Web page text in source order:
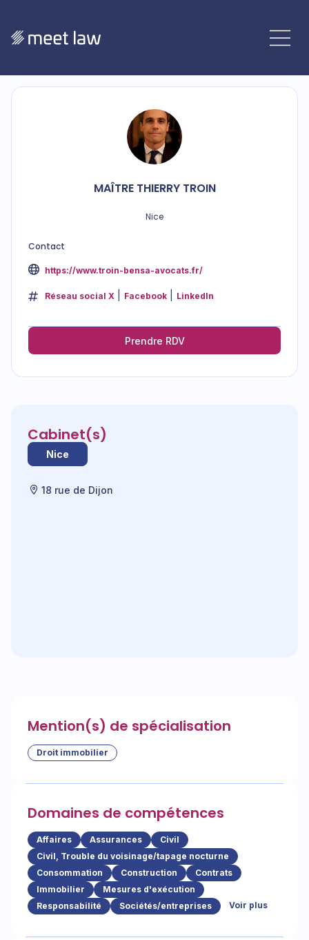
MAÎTRE THIERRY TROIN
Nice
Contact
https://www.troin-bensa-avocats.fr/
Réseau social X Facebook LinkedIn
Prendre RDV
Cabinet(s)
Nice
18 rue de Dijon
Mention(s) de spécialisation
Droit immobilier
Domaines de compétences
Affaires Assurances
Civil
Civil, Trouble du voisinage/tapage nocturne
Consommation
Construction
Contrats
Immobilier
Mesures d'exécution
Responsabilité
Sociétés/entreprises Voir plus